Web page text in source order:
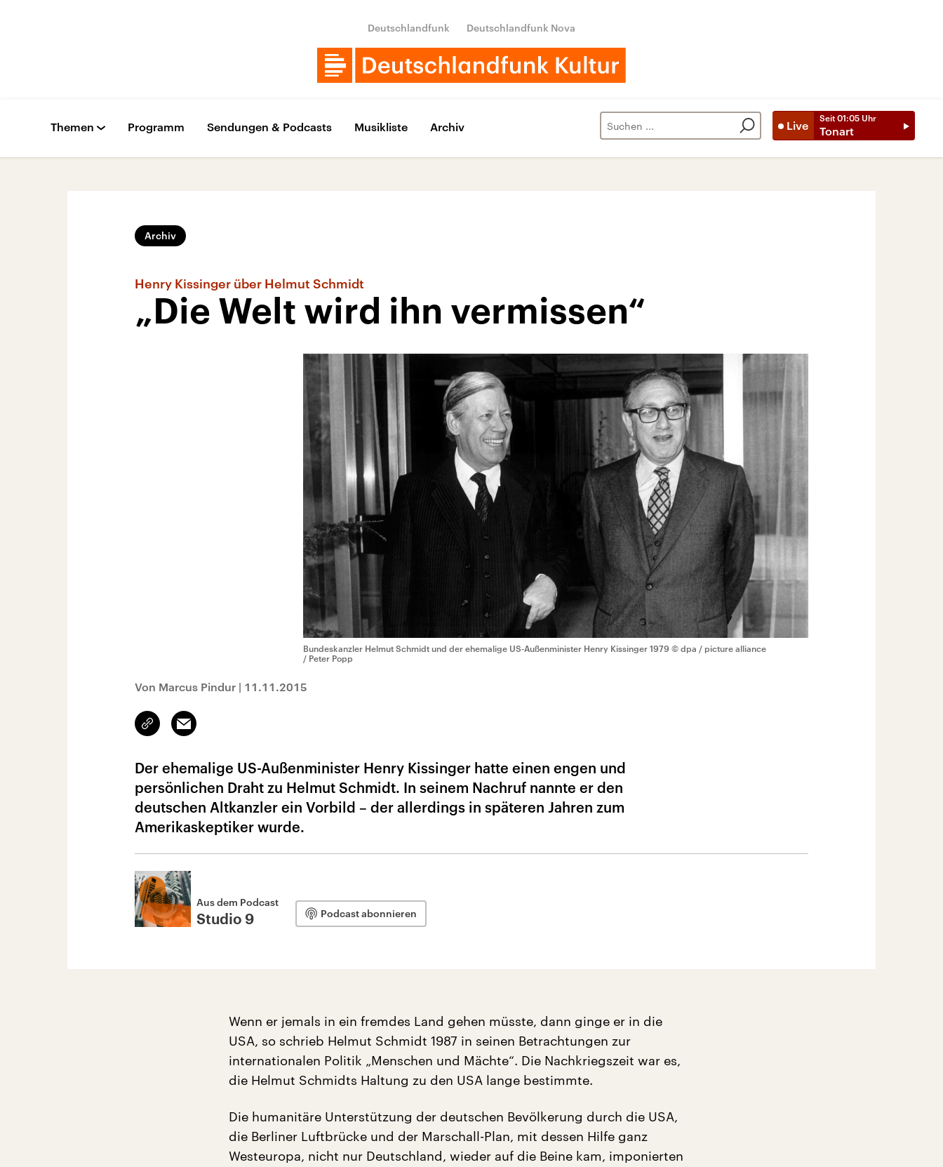
Deutschlandfunk Deutschlandfunk Nova
Live
Seit 01:05 Uhr
Tonart
Themen Programm Sendungen & Podcasts Musikliste Archiv
Archiv
Henry Kissinger über Helmut Schmidt
„Die Welt wird ihn vermissen“
Bundeskanzler Helmut Schmidt und der ehemalige US-Außenminister Henry Kissinger 1979 © dpa / picture alliance
/ Peter Popp
Von Marcus Pindur | 11.11.2015
Link
kopieren/teilen
Email
Der ehemalige US-Außenminister Henry Kissinger hatte einen engen und
persönlichen Draht zu Helmut Schmidt. In seinem Nachruf nannte er den
deutschen Altkanzler ein Vorbild – der allerdings in späteren Jahren zum
Amerikaskeptiker wurde.
Aus dem Podcast
Studio 9 Podcast abonnieren
Wenn er jemals in ein fremdes Land gehen müsste, dann ginge er in die
USA, so schrieb Helmut Schmidt 1987 in seinen Betrachtungen zur
internationalen Politik „Menschen und Mächte“. Die Nachkriegszeit war es,
die Helmut Schmidts Haltung zu den USA lange bestimmte.
Die humanitäre Unterstützung der deutschen Bevölkerung durch die USA,
die Berliner Luftbrücke und der Marschall-Plan, mit dessen Hilfe ganz
Westeuropa, nicht nur Deutschland, wieder auf die Beine kam, imponierten